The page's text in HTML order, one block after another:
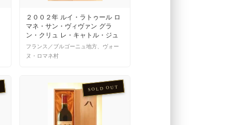
２００２年 ルイ・ラトゥール ロ
マネ・サン・ヴィヴァン グラ
ン・クリュ レ・キャトル・ジュ
ルノー
フランス／ブルゴーニュ地方、ヴォー
ヌ・ロマネ村
SOLD OUT